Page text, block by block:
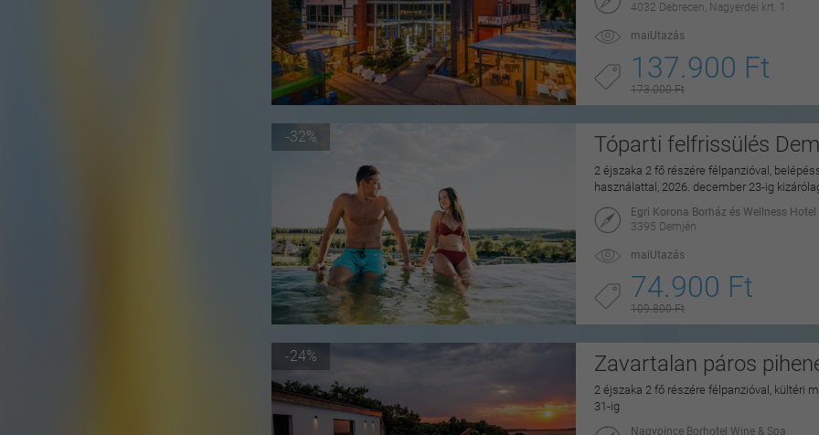
4032 Debrecen, Nagyerdei krt. 1.
maiUtazás
137.900 Ft
173.000 Ft
-32% Tóparti felfrissülés
2 éjszaka 2 fő részére félpanzióval,
használattal, 2026. december 23-ig
Egri Korona Borház és Wellness Hotel
3395 Demjén
maiUtazás
74.900 Ft
109.800 Ft
-24% Zavartalan páros
2 éjszaka 2 fő részére félpanzióval, kültéri
31-ig
Nagypince Borhotel Wine & Spa